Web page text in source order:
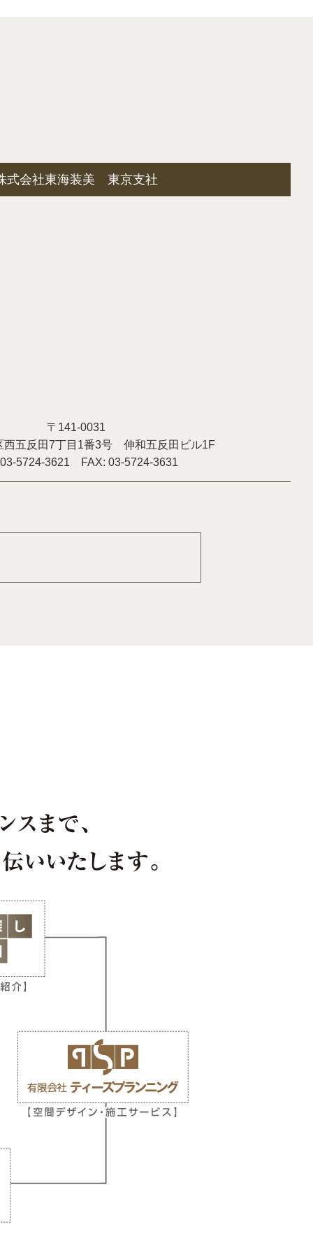
式会社東海装美 東京支社
〒141-0031
西五反田7丁目1番3号 伸和五反田ビル1F
5724-3621 FAX: 03-5724-3631